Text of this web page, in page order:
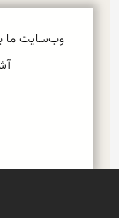
وب‌سایت ما